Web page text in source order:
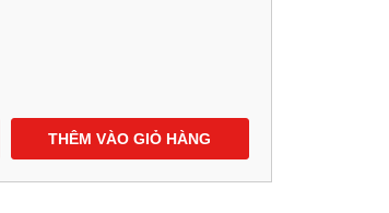
THÊM VÀO GIỎ HÀNG